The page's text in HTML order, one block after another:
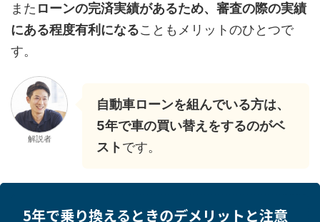
また ローンの完済実績があるため、審査の際の実績
にある程度有利になることもメリットのひとつで
す。
解説者
自動車ローンを組んでいる方は、
5年で車の買い替えをするのがベ
ストです。
5年で乗り換えるときのデメリットと注意